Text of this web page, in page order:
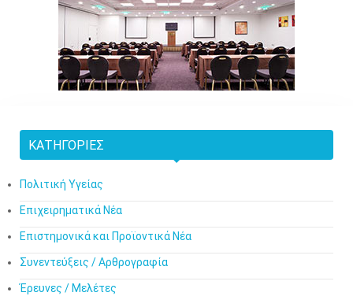
ΚΑΤΗΓΟΡΊΕΣ
Πολιτική Υγείας
Επιχειρηματικά Νέα
Επιστημονικά και Προϊοντικά Νέα
Συνεντεύξεις / Αρθρογραφία
Έρευνες / Μελέτες